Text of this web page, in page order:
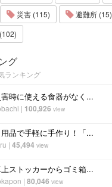
災害 (115) 避難所 (15)
グ
ランキング
時に使える食器がなく...
| 100,926 view
用品で手軽に手作り！「...
| 45,494 view
ストッカーからゴミ箱...
| 80,046 view